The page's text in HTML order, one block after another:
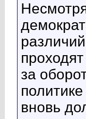
за
вновь